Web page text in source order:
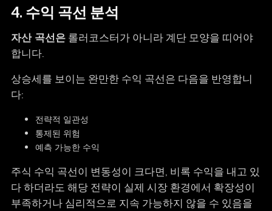
4. 수익 곡선 분석
자산 곡선은롤러코스터가 아니라 계단 모양을 띠어야
합니다.
상승세를 보이는 완만한 수익 곡선은 다음을 반영합니
다:
전략적 일관성
통제된 위험
예측 가능한 수익
주식 수익 곡선이 변동성이 크다면, 비록 수익을 내고 있
다 하더라도 해당 전략이 실제 시장 환경에서 확장성이
부족하거나 심리적으로 지속 가능하지 않을 수 있음을